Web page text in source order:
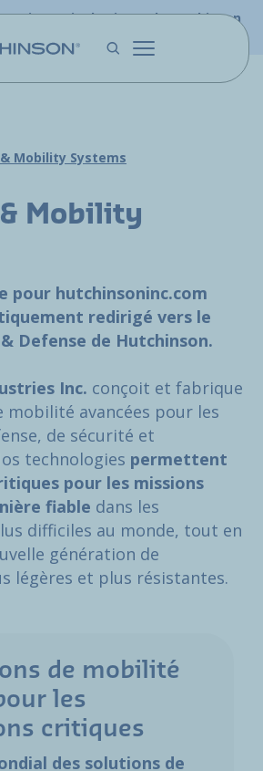
partie du site web Hutchinson
Mobility Systems
Mobility
pour hutchinsoninc.com
redirigé vers le
Defense de Hutchinson.
Inc. conçoit et fabrique
mobilité avancées pour les
de sécurité et
technologies permettent
pour les missions
fiable dans les
difficiles au monde, tout en
génération de
légères et plus résistantes.
de mobilité
les
critiques
des solutions de